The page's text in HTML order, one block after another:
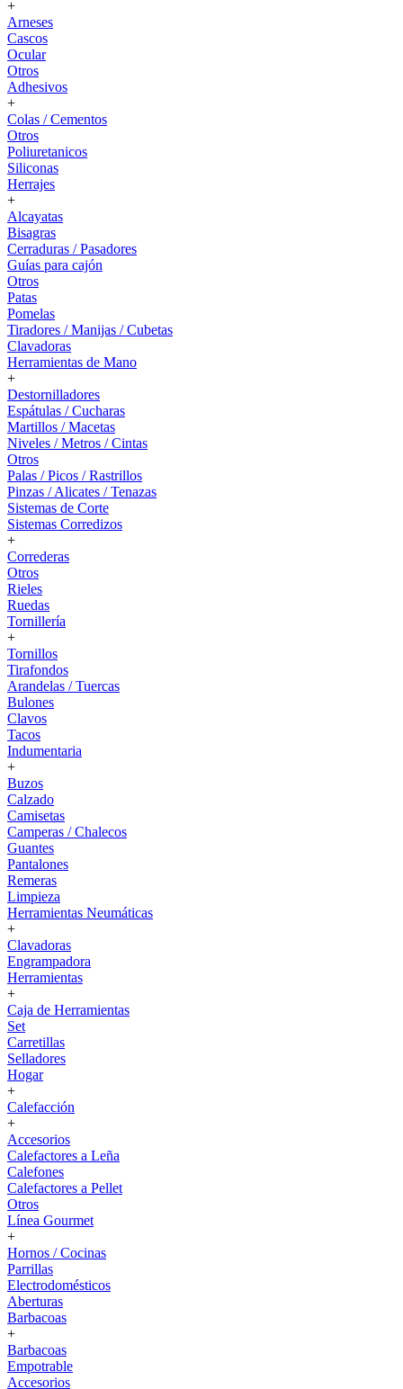
+
Arneses
Cascos
Ocular
Otros
Adhesivos
+
Colas / Cementos
Otros
Poliuretanicos
Siliconas
Herrajes
+
Alcayatas
Bisagras
Cerraduras / Pasadores
Guías para cajón
Otros
Patas
Pomelas
Tiradores / Manijas / Cubetas
Clavadoras
Herramientas de Mano
+
Destornilladores
Espátulas / Cucharas
Martillos / Macetas
Niveles / Metros / Cintas
Otros
Palas / Picos / Rastrillos
Pinzas / Alicates / Tenazas
Sistemas de Corte
Sistemas Corredizos
+
Correderas
Otros
Rieles
Ruedas
Tornillería
+
Tornillos
Tirafondos
Arandelas / Tuercas
Bulones
Clavos
Tacos
Indumentaria
+
Buzos
Calzado
Camisetas
Camperas / Chalecos
Guantes
Pantalones
Remeras
Limpieza
Herramientas Neumáticas
+
Clavadoras
Engrampadora
Herramientas
+
Caja de Herramientas
Set
Carretillas
Selladores
Hogar
+
Calefacción
+
Accesorios
Calefactores a Leña
Calefones
Calefactores a Pellet
Otros
Línea Gourmet
+
Hornos / Cocinas
Parrillas
Electrodomésticos
Aberturas
Barbacoas
+
Barbacoas
Empotrable
Accesorios